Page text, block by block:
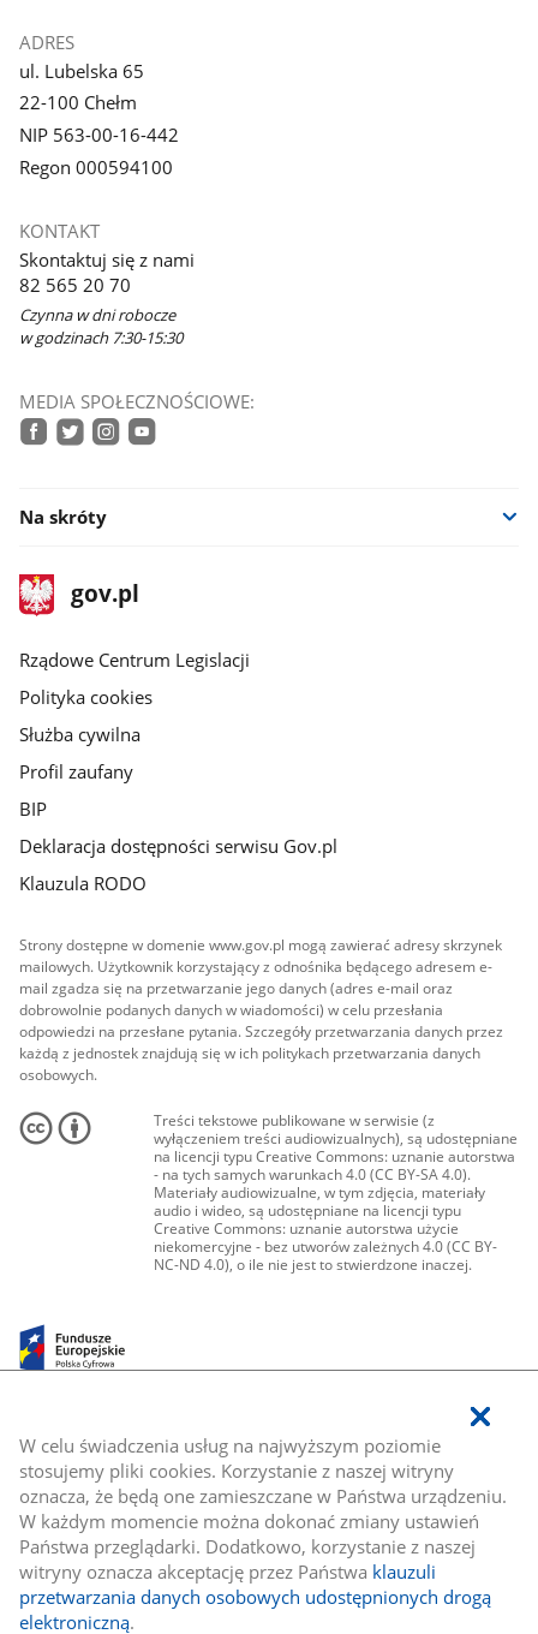
W celu świadczenia usług na najwyższym poziomie
stosujemy pliki cookies. Korzystanie z naszej witryny
oznacza, że będą one zamieszczane w Państwa urządzeniu.
W każdym momencie można dokonać zmiany ustawień
Państwa przeglądarki. Dodatkowo, korzystanie z naszej
witryny oznacza akceptację przez Państwa klauzuli
przetwarzania danych osobowych udostępnionych drogą
elektroniczną.
ADRES
ul. Lubelska 65
22-100 Chełm
NIP 563-00-16-442
Regon 000594100
KONTAKT
Skontaktuj się z nami
82 565 20 70
Czynna w dni robocze
w godzinach 7:30-15:30
MEDIA SPOŁECZNOŚCIOWE:
Na skróty
stopka
gov.plStrona
gov.pl
Rządowe Centrum Legislacji
Polityka cookies
Służba cywilna
Profil zaufany
BIP
Deklaracja dostępności serwisu Gov.pl
Klauzula RODO
Strony dostępne w domenie www.gov.pl mogą zawierać adresy skrzynek
mailowych. Użytkownik korzystający z odnośnika będącego adresem e-
mail zgadza się na przetwarzanie jego danych (adres e-mail oraz
dobrowolnie podanych danych w wiadomości) w celu przesłania
odpowiedzi na przesłane pytania. Szczegóły przetwarzania danych przez
każdą z jednostek znajdują się w ich politykach przetwarzania danych
osobowych.
Treści tekstowe publikowane w serwisie (z
wyłączeniem treści audiowizualnych), są udostępniane
na licencji typu Creative Commons: uznanie autorstwa
- na tych samych warunkach 4.0 (CC BY-SA 4.0).
Materiały audiowizualne, w tym zdjęcia, materiały
audio i wideo, są udostępniane na licencji typu
Creative Commons: uznanie autorstwa użycie
niekomercyjne - bez utworów zależnych 4.0 (CC BY-
NC-ND 4.0), o ile nie jest to stwierdzone inaczej.